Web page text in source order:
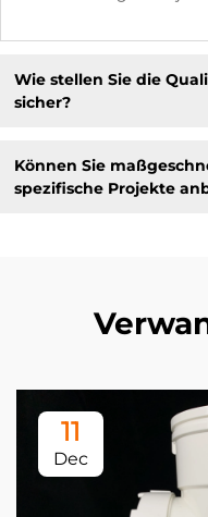
Wie stellen Sie die
sicher?
Können Sie
spezifische Projekte
11
Dec